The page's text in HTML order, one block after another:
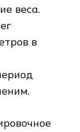
веса.
в